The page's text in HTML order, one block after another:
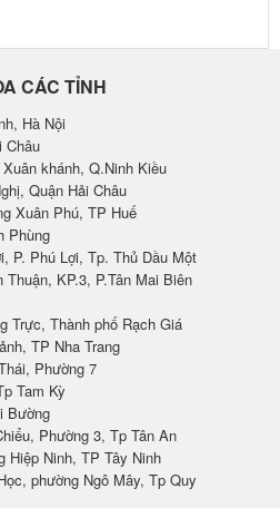
CÁC TỈNH
Hà Nội
Châu
khánh, Q.Ninh Kiều
Quận Hải Châu
Xuân Phú, TP Huế
Phùng
P. Phú Lợi, Tp. Thủ Dầu Một
KP.3, P.Tân Mai Biên
Trực, Thành phố Rạch Giá
TP Nha Trang
Phường 7
Tam Kỳ
Bường
Phường 3, Tp Tân An
Hiệp Ninh, TP Tây Ninh
phường Ngô Mây, Tp Quy